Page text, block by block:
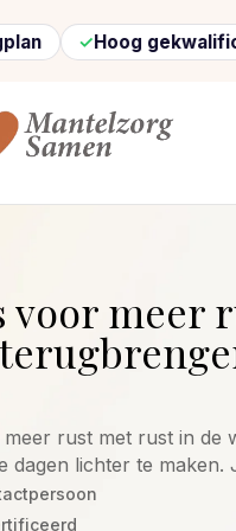
gekwalificeerde
voor meer
rust met rust in de
dagen lichter te